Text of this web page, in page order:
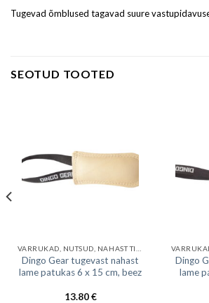
Tugevad õmblused tagavad suure
SEOTUD TOOTED
Dingo Gear tugevast nahast
lame patukas 6 x 15 cm, beez
13.80€
Dingo
lame